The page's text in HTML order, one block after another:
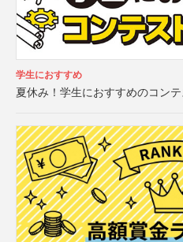
学生におすすめ
夏休み！学生におすすめのコン